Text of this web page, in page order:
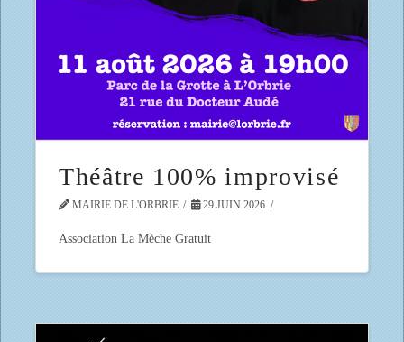
Théâtre 100% improvisé
MAIRIE DE L'ORBRIE 29 JUIN 2026
Association La Mèche Gratuit